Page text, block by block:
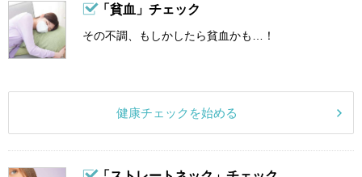
「貧血」チェック
その不調、もしかしたら貧血かも…！
健康チェックを始める